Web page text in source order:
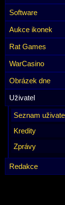
Software
Aukce ikonek
Rat Games
WarCasino
Obrázek dne
Uživatel
Seznam
Kredity
Zprávy
Redakce